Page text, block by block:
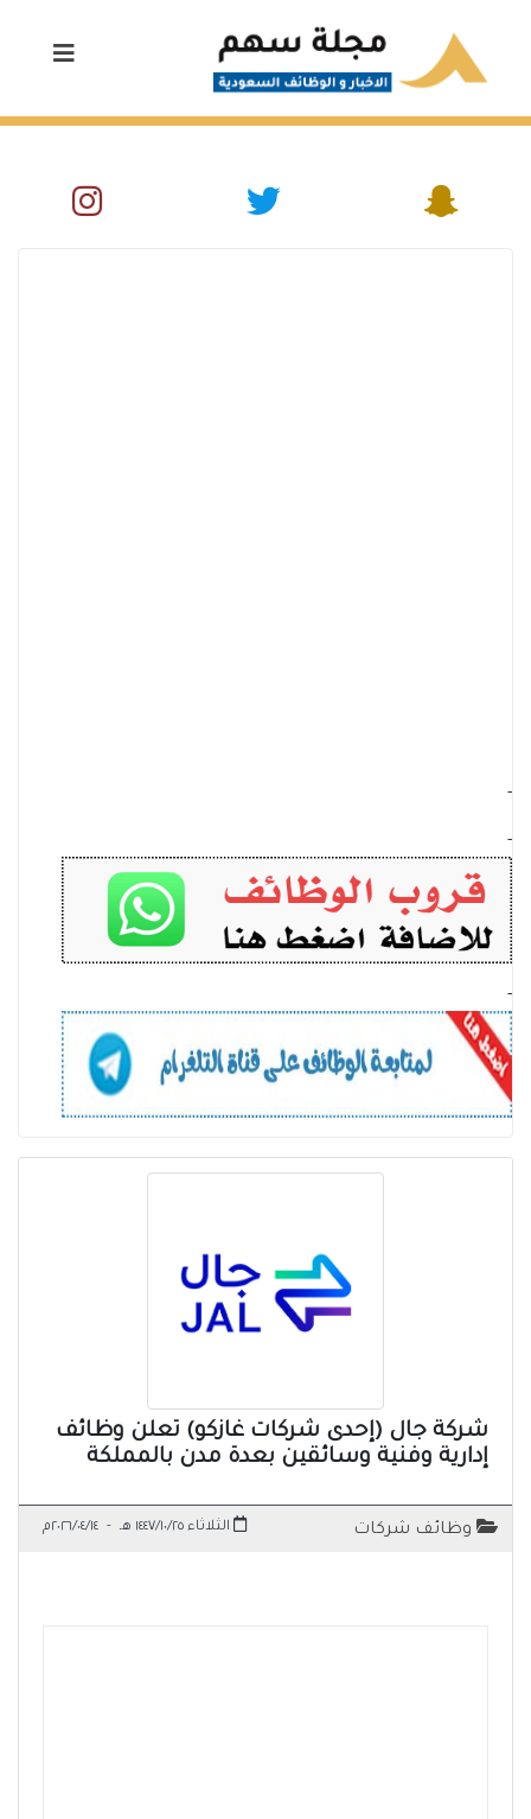
-
-
-
شركة جال (إحدى شركات غازكو) تعلن وظائف
إدارية وفنية وسائقين بعدة مدن بالمملكة
وظائف شركات الثلاثاء ١٤٤٧/١٠/٢٥ هـ - ٢٠٢٦/٠٤/١٤م